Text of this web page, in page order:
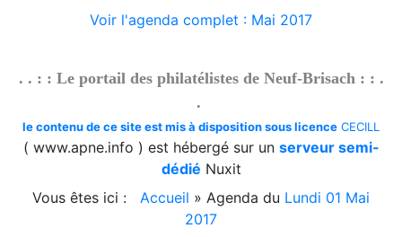
2026/08/01 : Album - Thématique|3D - La philatélie
en 3D - Um Al Qiwain - 1972-9-2
en 3D - Um Al Qiwain - 1972-9-1
en 3D - Um Al Qiwain - 1972-8-2
2026/08/01 : Album - Thématique|3D - La philatélie
en 3D - Um Al Qiwain - 1972-8-1
en 3D - Um Al Qiwain - 1972-7-2
Album - Thématique|3D - La philatélie
Voir l'agenda complet : Mai 2017
. . : : Le portail des philatélistes de Neuf-Brisach : : .
.
le contenu de ce site est mis à disposition sous licence CECILL
( www.apne.info ) est hébergé sur un serveur semi-
dédié Nuxit
Vous êtes ici :
Accueil » Agenda du Lundi 01 Mai
2017